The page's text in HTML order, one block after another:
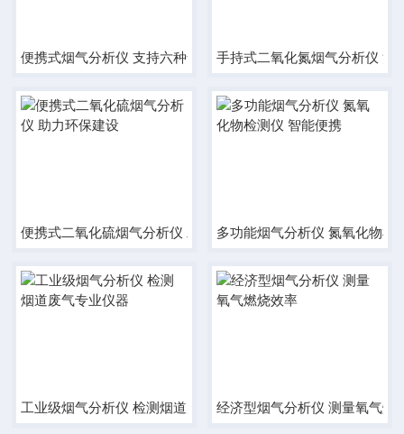
便携式烟气分析仪 支持六种气体传感器测量手持式二氧化氮烟气分析仪 法
便携式二氧化硫烟气分析仪 助力环保建设多功能烟气分析仪 氮氧化物检
工业级烟气分析仪 检测烟道废气专业仪器经济型烟气分析仪 测量氧气燃